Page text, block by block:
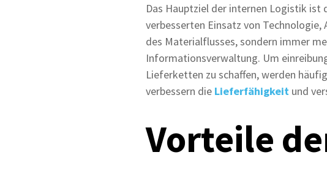
Das Hauptziel der internen Logistik
verbesserten Einsatz von
des Materialflusses, sondern immer
Informationsverwaltung. Um
Lieferketten zu schaffen, werden häufig
verbessern die Lieferfähigkeit und
Vorteile